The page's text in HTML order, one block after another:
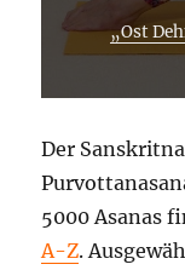
„Ost
Der
5000 Asanas
A-Z.